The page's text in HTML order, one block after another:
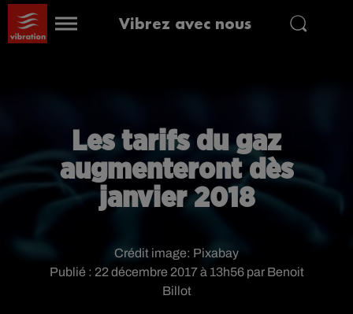
Vibrez avec nous
Les tarifs du gaz
augmenteront dès
janvier 2018
Publié : 22 décembre 2017 à 13h56 par Benoit
Billot
Crédit image: Pixabay